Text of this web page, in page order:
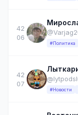
42
06
#Политика
42
07
#Новости